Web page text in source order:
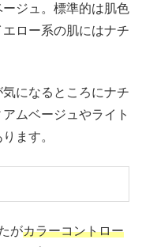
ジュ。標準的は肌色
ロー系の肌にはナチ
になるところにナチ
ムベージュやライト
ます。
がカラーコントロー